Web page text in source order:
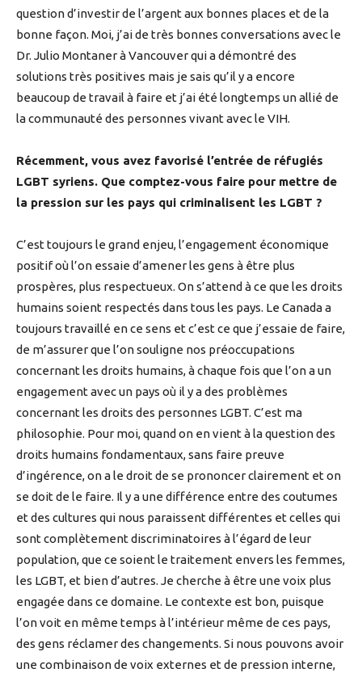
question d’investir de l’argent aux bonnes places et de la
bonne façon. Moi, j’ai de très bonnes conversations avec le
Dr. Julio Montaner à Vancouver qui a démontré des
solutions très positives mais je sais qu’il y a encore
beaucoup de travail à faire et j’ai été longtemps un allié de
la communauté des personnes vivant avec le VIH.
Récemment, vous avez favorisé l’entrée de réfugiés
LGBT syriens. Que comptez-vous faire pour mettre de
la pression sur les pays qui criminalisent les LGBT ?
C’est toujours le grand enjeu, l’engagement économique
positif où l’on essaie d’amener les gens à être plus
prospères, plus respectueux. On s’attend à ce que les droits
humains soient respectés dans tous les pays. Le Canada a
toujours travaillé en ce sens et c’est ce que j’essaie de faire,
de m’assurer que l’on souligne nos préoccupations
concernant les droits humains, à chaque fois que l’on a un
engagement avec un pays où il y a des problèmes
concernant les droits des personnes LGBT. C’est ma
philosophie. Pour moi, quand on en vient à la question des
droits humains fondamentaux, sans faire preuve
d’ingérence, on a le droit de se prononcer clairement et on
se doit de le faire. Il y a une différence entre des coutumes
et des cultures qui nous paraissent différentes et celles qui
sont complètement discriminatoires à l’égard de leur
population, que ce soient le traitement envers les femmes,
les LGBT, et bien d’autres. Je cherche à être une voix plus
engagée dans ce domaine. Le contexte est bon, puisque
l’on voit en même temps à l’intérieur même de ces pays,
des gens réclamer des changements. Si nous pouvons avoir
une combinaison de voix externes et de pression interne,